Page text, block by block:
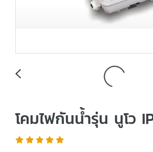
โคมไฟกันน้ำรุ่น นูโว